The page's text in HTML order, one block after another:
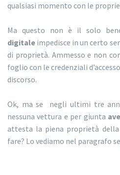
qualsiasi momento con le
Ma questo non è il solo
digitale impedisce in un certo
di proprietà. Ammesso e non
foglio con le credenziali
discorso.
Ok, ma se negli ultimi tre
nessuna vettura e per giunta
attesta la piena proprietà della
fare? Lo vediamo nel paragrafo